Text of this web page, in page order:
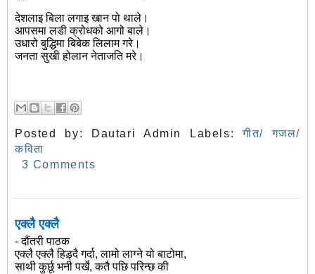
देशलाइ बिला लगाइ खान पो थाले।
आपसमा लडी क्रोधको आगो बाले।
उधारो बुद्धिमा बिबेक लिलाम गरे।
जनता सुखी होलान नेताजति मरे।
Posted by: Dautari Admin Labels:गीत/ गजल/
कविता
3 Comments
एक्लै एक्लै
- दौंतरी पाठक
एक्लै एक्लै हिड़्दै गर्दा, लामो लाग्ने यो बाटोमा,
साथी कुर्छू भनी पर्खे, कतै पछि परिन्छ की